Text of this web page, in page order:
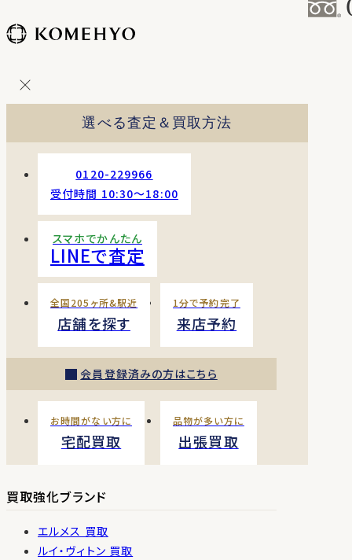
ン
選べる査定＆買取方法
0120-229966
受付時間 10:30〜18:00
スマホでかんたん
LINEで査定
全国205ヶ所&駅近
店舗を探す
1分で予約完了
来店予約
会員登録済みの方はこちら
お時間がない方に
宅配買取
品物が多い方に
出張買取
買取強化ブランド
エルメス 買取
ルイ・ヴィトン 買取